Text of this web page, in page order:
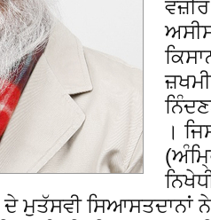
।
ਮੁਤੱਸਵੀ ਸਿਆਸਤਦਾਨਾਂ